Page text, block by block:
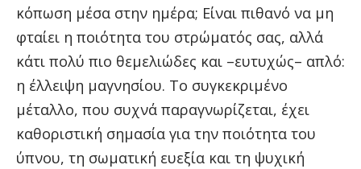
κόπωση μέσα στην ημέρα; Είναι πιθανό να μη
φταίει η ποιότητα του στρώματός σας, αλλά
κάτι πολύ πιο θεμελιώδες και –ευτυχώς– απλό:
η έλλειψη μαγνησίου. Το συγκεκριμένο
μέταλλο, που συχνά παραγνωρίζεται, έχει
καθοριστική σημασία για την ποιότητα του
ύπνου, τη σωματική ευεξία και τη ψυχική